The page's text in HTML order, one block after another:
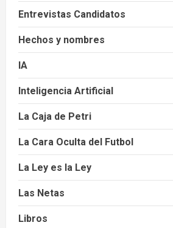
Entrevistas Candidatos
Hechos y nombres
IA
Inteligencia Artificial
La Caja de Petri
La Cara Oculta del Futbol
La Ley es la Ley
Las Netas
Libros